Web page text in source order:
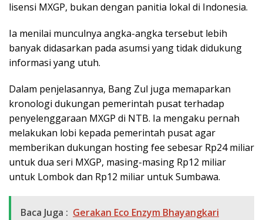
lisensi MXGP, bukan dengan panitia lokal di Indonesia.
Ia menilai munculnya angka-angka tersebut lebih
banyak didasarkan pada asumsi yang tidak didukung
informasi yang utuh.
Dalam penjelasannya, Bang Zul juga memaparkan
kronologi dukungan pemerintah pusat terhadap
penyelenggaraan MXGP di NTB. Ia mengaku pernah
melakukan lobi kepada pemerintah pusat agar
memberikan dukungan hosting fee sebesar Rp24 miliar
untuk dua seri MXGP, masing-masing Rp12 miliar
untuk Lombok dan Rp12 miliar untuk Sumbawa.
Baca Juga : Gerakan Eco Enzym Bhayangkari